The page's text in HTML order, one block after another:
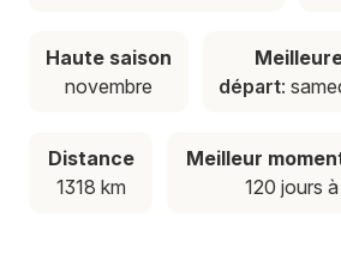
Haute saison
novembre
départ:
Distance
1318 km
Meilleur
120 jours